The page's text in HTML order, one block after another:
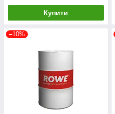
Купити
–10%